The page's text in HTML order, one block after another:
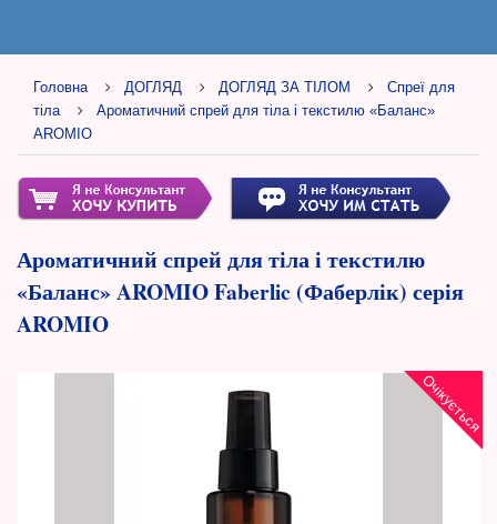
Головна ДОГЛЯД ДОГЛЯД ЗА ТІЛОМ
Спреї для
тіла
Ароматичний спрей для тіла і текстилю «Баланс»
AROMIO
Ароматичний спрей для тіла і текстилю
«Баланс» AROMIO Faberlic (Фаберлік) серія
AROMIO
Очікується